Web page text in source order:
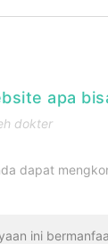
apa
dokter
dapat
ini